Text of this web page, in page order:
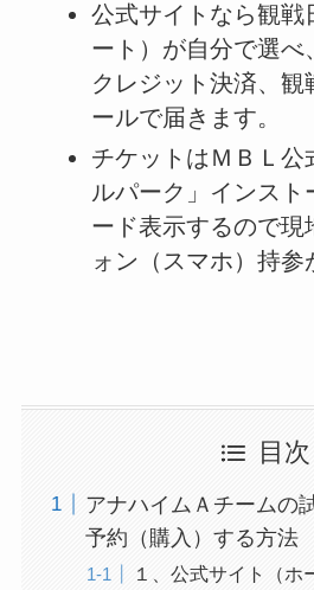
公式サイトなら観戦
ート）が自分で選べ
クレジット決済、観
ールで届きます。
チケットはＭＢＬ公
ルパーク」インスト
ード表示するので現
ォン（スマホ）持参
目次
アナハイムＡチームの
予約（購入）する方法
１、公式サイト（ホ